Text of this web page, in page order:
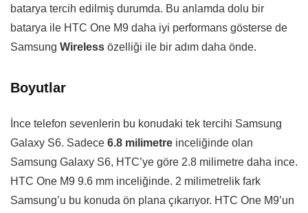
batarya tercih edilmiş durumda. Bu anlamda dolu bir
batarya ile HTC One M9 daha iyi performans gösterse de
Samsung Wireless özelliği ile bir adım daha önde.
Boyutlar
İnce telefon sevenlerin bu konudaki tek tercihi Samsung
Galaxy S6. Sadece 6.8 milimetre inceliğinde olan
Samsung Galaxy S6, HTC’ye göre 2.8 milimetre daha ince.
HTC One M9 9.6 mm inceliğinde. 2 milimetrelik fark
Samsung’u bu konuda ön plana çıkarıyor. HTC One M9’un